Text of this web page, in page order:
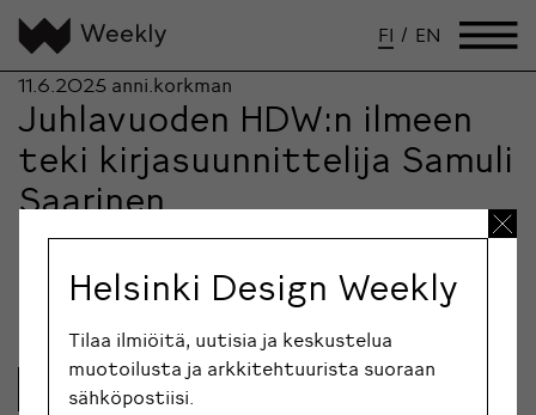
FI / EN
11.6.2025 anni.korkman
Juhlavuoden HDW:n ilmeen
teki kirjasuunnittelija Samuli
Saarinen
Helsinki Design Week -festivaali saa joka vuosi uuden
kirjasuunnittelija Samuli…
Lue lisää
Helsinki Design Weekly
Tilaa ilmiöitä, uutisia ja keskustelua
muotoilusta ja arkkitehtuurista suoraan
sähköpostiisi.